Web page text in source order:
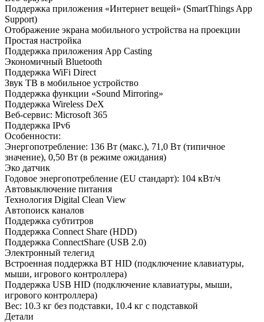
Поддержка приложения «Интернет вещей» (SmartThings App
Support)
Отображение экрана мобильного устройства на проекции
Простая настройка
Поддержка приложения App Casting
Экономичный Bluetooth
Поддержка WiFi Direct
Звук ТВ в мобильное устройство
Поддержка функции «Sound Mirroring»
Поддержка Wireless DeX
Веб-сервис: Microsoft 365
Поддержка IPv6
Особенности:
Энергопотребление: 136 Вт (макс.), 71,0 Вт (типичное
значение), 0,50 Вт (в режиме ожидания)
Эко датчик
Годовое энергопотребление (EU стандарт): 104 кВт/ч
Автовыключение питания
Технология Digital Clean View
Автопоиск каналов
Поддержка субтитров
Поддержка Connect Share (HDD)
Поддержка ConnectShare (USB 2.0)
Электронный телегид
Встроенная поддержка BT HID (подключение клавиатуры,
мыши, игрового контроллера)
Поддержка USB HID (подключение клавиатуры, мыши,
игрового контроллера)
Вес: 10.3 кг без подставки, 10.4 кг с подставкой
Детали